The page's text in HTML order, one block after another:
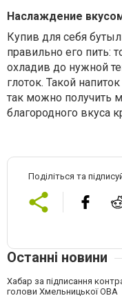
Наслаждение
Купив для себя
правильно его пить:
охладив до нужной
глоток. Такой
так можно получить
благородного вкуса
Поділіться та
Останні новини
Хабар за підписання
голови Хмельницької ОВА